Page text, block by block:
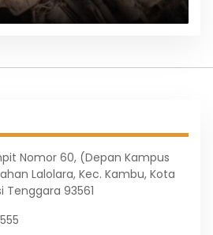
Nomor 60, (Depan Kampus
Lalolara, Kec. Kambu, Kota
Tenggara 93561